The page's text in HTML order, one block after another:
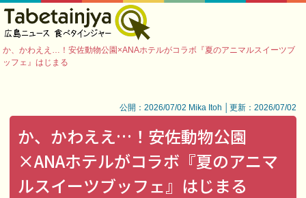
か、かわええ…！安佐動物公園×ANAホテルがコラボ『夏のアニマルスイーツブ
ッフェ』はじまる
公開：2026/07/02 Mika Itoh │更新：2026/07/02
か、かわええ…！安佐動物公園
×ANAホテルがコラボ『夏のアニマ
ルスイーツブッフェ』はじまる